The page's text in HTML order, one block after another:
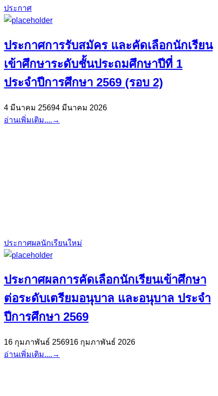
ประกาศ
ประกาศการรับสมัคร และคัดเลือกนักเรียน
เข้าศึกษาระดับชั้นประถมศึกษาปีที่ 1
ประจำปีการศึกษา 2569 (รอบ 2)
4 มีนาคม 25694 มีนาคม 2026
อ่านเพิ่มเติม.... →
ประกาศผลนักเรียนใหม่
ประกาศผลการคัดเลือกนักเรียนเข้าศึกษา
ต่อระดับเตรียมอนุบาล และอนุบาล ประจำ
ปีการศึกษา 2569
16 กุมภาพันธ์ 256916 กุมภาพันธ์ 2026
อ่านเพิ่มเติม.... →